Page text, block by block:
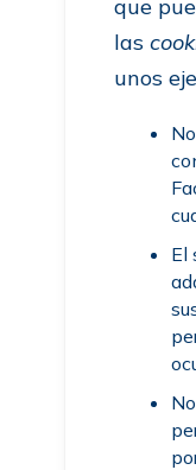
que
las
unos
El